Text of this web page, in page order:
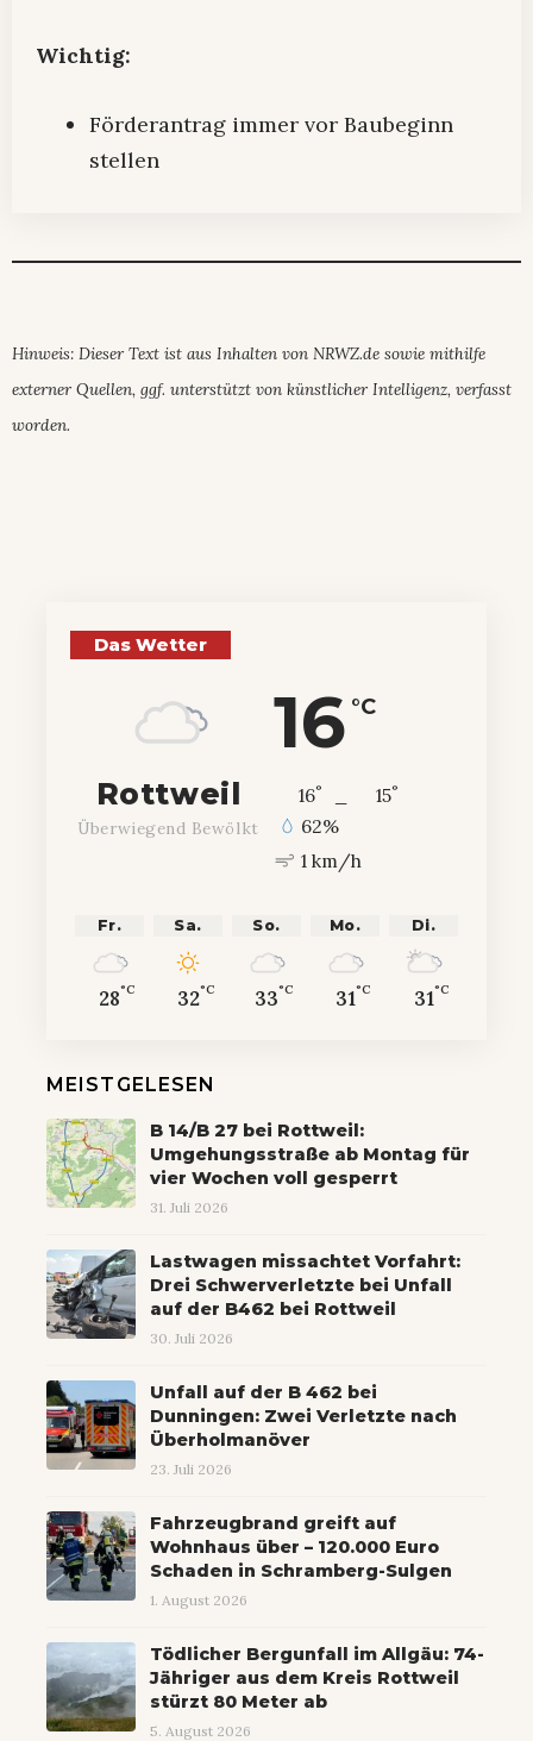
Wichtig:
Förderantrag immer vor Baubeginn
stellen
Hinweis: Dieser Text ist aus Inhalten von NRWZ.de sowie mithilfe
externer Quellen, ggf. unterstützt von künstlicher Intelligenz, verfasst
worden.
Das Wetter
16 °C
Rottweil
Überwiegend Bewölkt
16° 15°
62%
1 km/h
Fr.
28°C
Sa.
32°C
So.
33°C
Mo.
31°C
Di.
31°C
MEISTGELESEN
B 14/B 27 bei Rottweil:
Umgehungsstraße ab Montag für
vier Wochen voll gesperrt
31. Juli 2026
Lastwagen missachtet Vorfahrt:
Drei Schwerverletzte bei Unfall
auf der B462 bei Rottweil
30. Juli 2026
Unfall auf der B 462 bei
Dunningen: Zwei Verletzte nach
Überholmanöver
23. Juli 2026
Fahrzeugbrand greift auf
Wohnhaus über – 120.000 Euro
Schaden in Schramberg-Sulgen
1. August 2026
Tödlicher Bergunfall im Allgäu: 74-
Jähriger aus dem Kreis Rottweil
stürzt 80 Meter ab
5. August 2026